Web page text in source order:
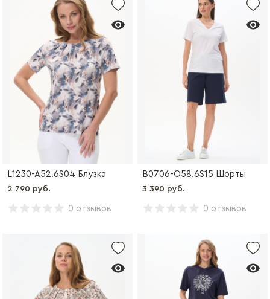
L1230-A52.6S04 Блузка
2 790 руб.
0 отзывов
B0706-O58.6S15 Шорты
3 390 руб.
0 отзывов